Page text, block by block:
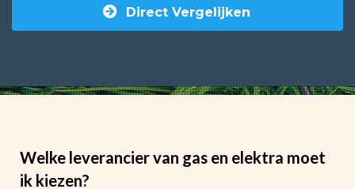
Direct Vergelijken
Welke leverancier van gas en elektra moet
ik kiezen?